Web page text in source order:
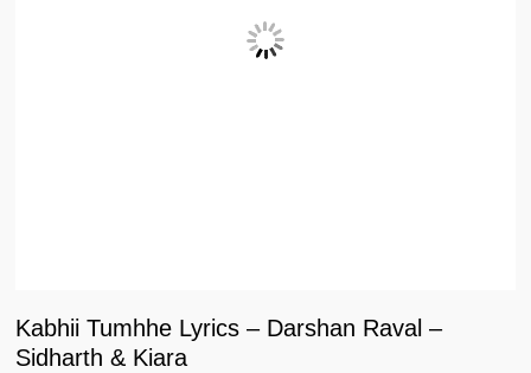
Kabhii Tumhhe Lyrics – Darshan Raval –
Sidharth & Kiara